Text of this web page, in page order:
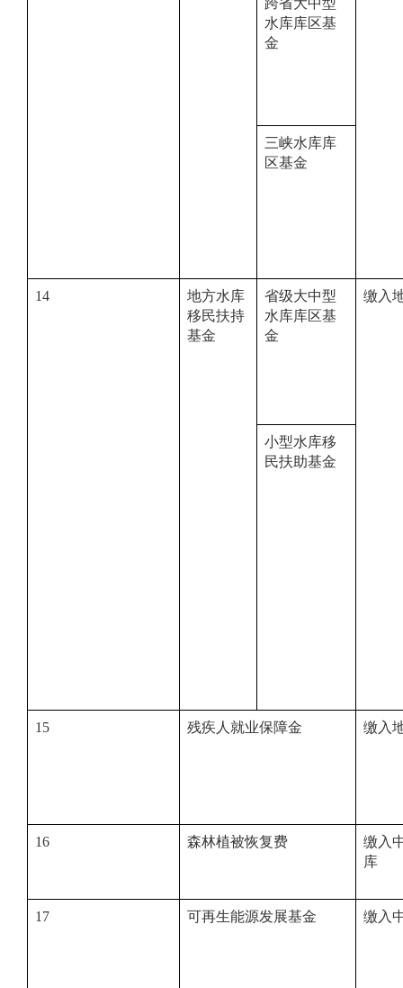
跨省大中型
水库库区基
金
三峡水库库
区基金
14
地方水库
移民扶持
基金
省级大中型
水库库区基
金
缴入
小型水库移
民扶助基金
15 残疾人就业保障金 缴入
16 森林植被恢复费
缴入
17 可再生能源发展基金 缴入